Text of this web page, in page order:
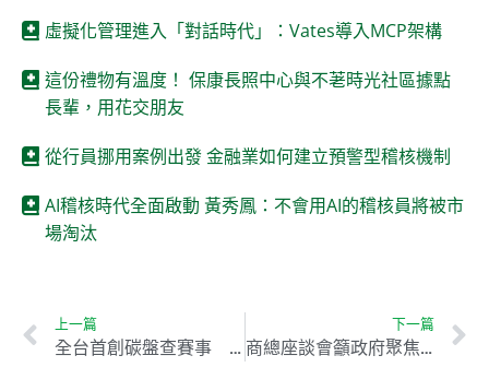
虛擬化管理進入「對話時代」：Vates導入MCP架構
這份禮物有溫度！ 保康長照中心與不荖時光社區據點
長輩，用花交朋友
從行員挪用案例出發 金融業如何建立預警型稽核機制
AI稽核時代全面啟動 黃秀鳳：不會用AI的稽核員將被市
場淘汰
上一篇
全台首創碳盤查賽事 高雄百K挑戰賽推動綠色運動
下一篇
商總座談會籲政府聚焦永續9面向 降稅促台美貿易合作